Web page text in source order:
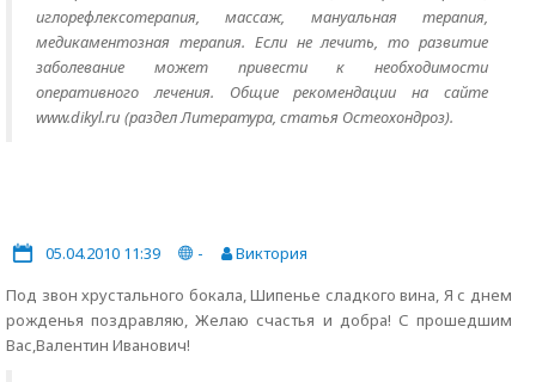
иглорефлексотерапия, массаж, мануальная терапия,
медикаментозная терапия. Если не лечить, то развитие
заболевание может привести к необходимости
оперативного лечения. Общие рекомендации на сайте
www.dikyl.ru (раздел Литература, статья Остеохондроз).
05.04.2010 11:39 -
Виктория
Под звон хрустального бокала, Шипенье сладкого вина, Я с днем
рожденья поздравляю, Желаю счастья и добра! С прошедшим
Вас,Валентин Иванович!